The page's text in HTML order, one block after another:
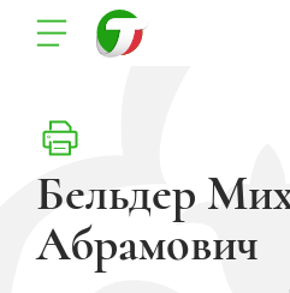
Бельдер
Абрамович